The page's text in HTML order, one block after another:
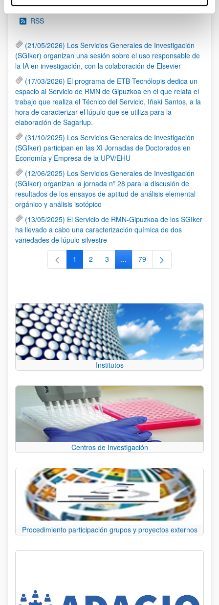
RSS
(21/05/2026) Los Servicios Generales de Investigación
(SGIker) organizan una sesión sobre el uso responsable de
la IA en investigación, con la colaboración de Elsevier
(17/03/2026) El programa de ETB Tecnólopis dedica un
espacio al Servicio de RMN de Gipuzkoa en el que relata el
trabajo que realiza el Técnico del Servicio, Iñaki Santos, a la
hora de caracterizar el lúpulo que se utiliza para la
elaboración de Sagarlup.
(31/10/2025) Los Servicios Generales de Investigación
(SGIker) participan en las XI Jornadas de Doctorados en
Economía y Empresa de la UPV/EHU
(12/06/2025) Los Servicios Generales de Investigación
(SGIker) organizan la jornada nº 28 para la discusión de
resultados de los ensayos de aptitud de análisis elemental
orgánico y análisis isotópico
(13/05/2025) El Servicio de RMN-Gipuzkoa de los SGIker
ha llevado a cabo una caracterización química de dos
variedades de lúpulo silvestre
Página
1 Página
2 Página
3 ...Páginas intermedias Use TAB
Página
79
Institutos
Centros de Investigación
Procedimiento participación grupos y proyectos externos